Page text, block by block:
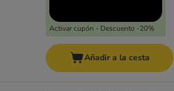
Activar cupón - Descuento -20%
Añadir a la cesta